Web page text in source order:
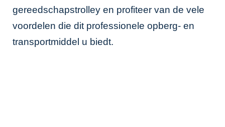
gereedschapstrolley en profiteer van de vele
voordelen die dit professionele opberg- en
transportmiddel u biedt.